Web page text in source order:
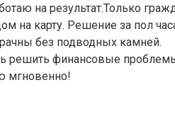
на результат.Только
карту. Решение за пол
без подводных камней.
решить финансовые
мгновенно!